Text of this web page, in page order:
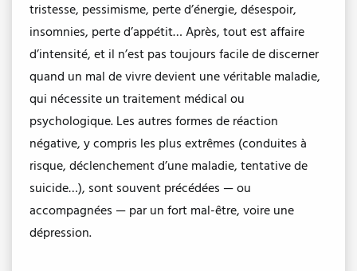
tristesse, pessimisme, perte d’énergie, désespoir,
insomnies, perte d’appétit… Après, tout est affaire
d’intensité, et il n’est pas toujours facile de discerner
quand un mal de vivre devient une véritable maladie,
qui nécessite un traitement médical ou
psychologique. Les autres formes de réaction
négative, y compris les plus extrêmes (conduites à
risque, déclenchement d’une maladie, tentative de
suicide…), sont souvent précédées — ou
accompagnées — par un fort mal-être, voire une
dépression.